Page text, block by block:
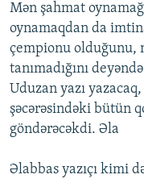
Mən şahmat
oynamaqdan da
çempionu olduğunu,
tanımadığını
Uduzan yazı
şəcərəsindəki bütün
göndərəcəkdi. Əla
Əlabbas yazıçı kimi